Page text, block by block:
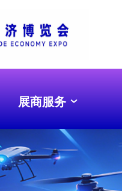
展商服务